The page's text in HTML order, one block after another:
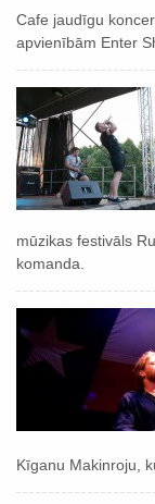
Cafe jaudīgu
apvienībām Enter
mūzikas festivāls
komanda.
Kīganu Makinroju,